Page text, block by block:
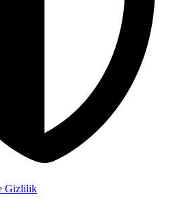
Gizlilik